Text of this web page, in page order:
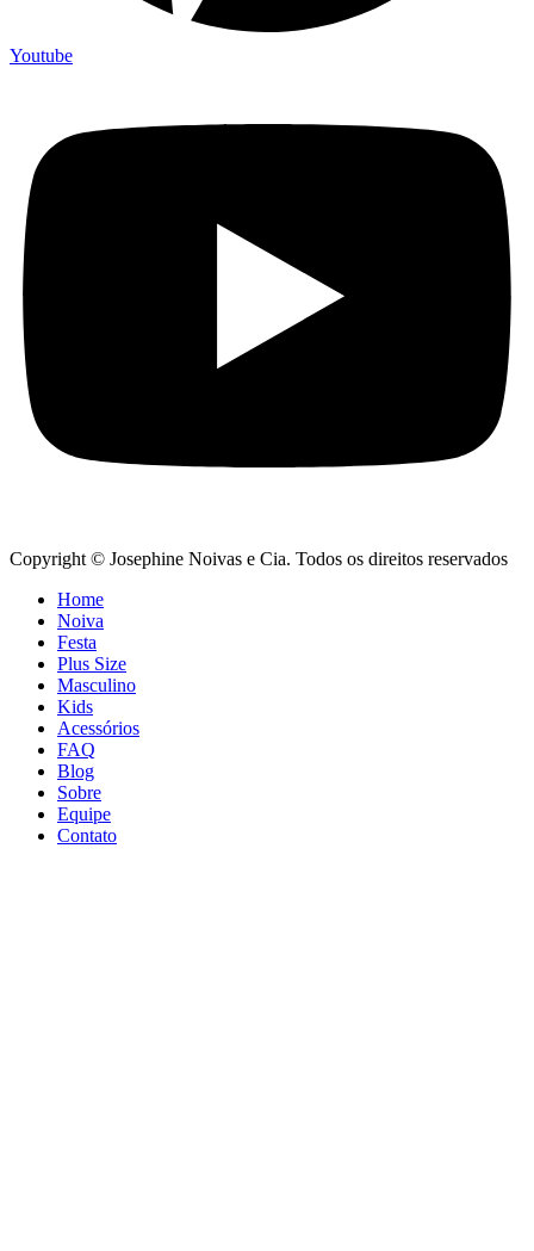
Youtube
Copyright © Josephine Noivas e Cia. Todos os direitos reservados
Home
Noiva
Festa
Plus Size
Masculino
Kids
Acessórios
FAQ
Blog
Sobre
Equipe
Contato